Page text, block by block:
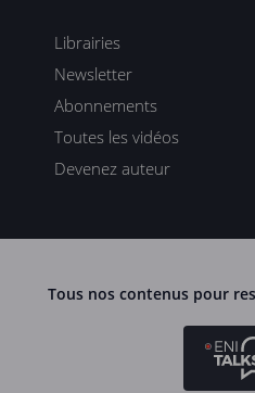
Librairies
Newsletter
Abonnements
Toutes les vidéos
Devenez auteur
Tous nos contenus pour